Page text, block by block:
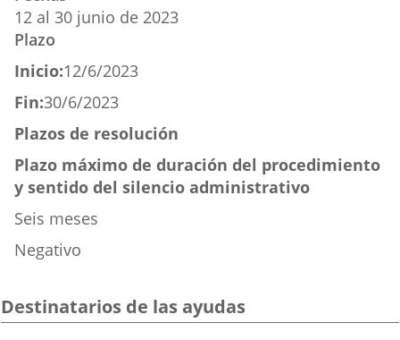
12 al 30 junio de 2023
Plazo
Inicio:12/6/2023
Fin:30/6/2023
Plazos de resolución
Plazo máximo de duración del procedimiento
y sentido del silencio administrativo
Seis meses
Negativo
Destinatarios de las ayudas